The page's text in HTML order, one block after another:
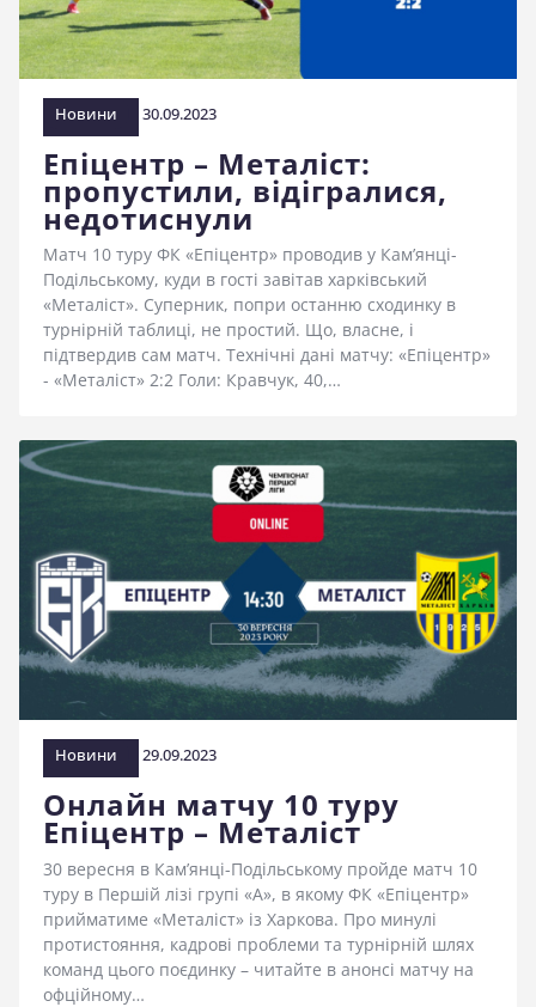
стадіоні
Новини 30.09.2023
Епіцентр – Металіст:
пропустили, відігралися,
недотиснули
Матч 10 туру ФК «Епіцентр» проводив у Кам’янці-
Подільському, куди в гості завітав харківський
«Металіст». Суперник, попри останню сходинку в
турнірній таблиці, не простий. Що, власне, і
підтвердив сам матч. Технічні дані матчу: «Епіцентр»
- «Металіст» 2:2 Голи: Кравчук, 40,…
Новини 29.09.2023
Онлайн матчу 10 туру
Епіцентр – Металіст
30 вересня в Кам’янці-Подільському пройде матч 10
туру в Першій лізі групі «А», в якому ФК «Епіцентр»
прийматиме «Металіст» із Харкова. Про минулі
протистояння, кадрові проблеми та турнірній шлях
команд цього поєдинку – читайте в анонсі матчу на
офційному…